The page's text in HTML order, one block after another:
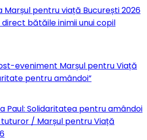
Marșul pentru viață București 2026
bătăile inimii unui copil
eveniment Marșul pentru Viață
pentru amândoi”
Paul: Solidaritatea pentru amândoi
/ Marșul pentru Viață